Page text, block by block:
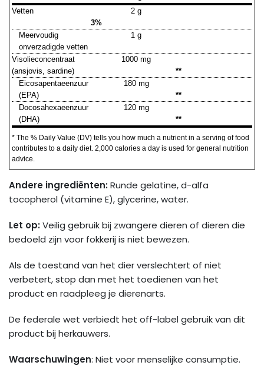
Vetten
2 g
3%
Meervoudig
onverzadigde vetten
1 g
Visolieconcentraat
(ansjovis, sardine)
1000 mg
**
Eicosapentaeenzuur
(EPA)
180 mg
**
Docosahexaeenzuur
(DHA)
120 mg
**
* The % Daily Value (DV) tells you how much a nutrient in a serving of food
contributes to a daily diet. 2,000 calories a day is used for general nutrition
advice.
Andere ingrediënten:Runde gelatine, d-alfa
tocopherol (vitamine E), glycerine, water.
Let op:Veilig gebruik bij zwangere dieren of dieren die
bedoeld zijn voor fokkerij is niet bewezen.
Als de toestand van het dier verslechtert of niet
verbetert, stop dan met het toedienen van het
product en raadpleeg je dierenarts.
De federale wet verbiedt het off-label gebruik van dit
product bij herkauwers.
Waarschuwingen: Niet voor menselijke consumptie.